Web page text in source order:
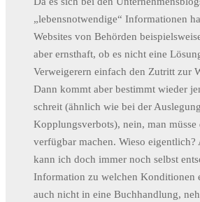
„lebensnotwendige“ Informationen
Websites von Behörden
aber ernsthaft, ob es nicht eine
Verweigerern einfach den Zutritt zur
Dann kommt aber bestimmt wieder
schreit (ähnlich wie bei der
Kopplungsverbots), nein, man
verfügbar machen. Wieso eigentlich?
kann ich doch immer noch selbst
Information zu welchen Konditionen
auch nicht in eine Buchhandlung,